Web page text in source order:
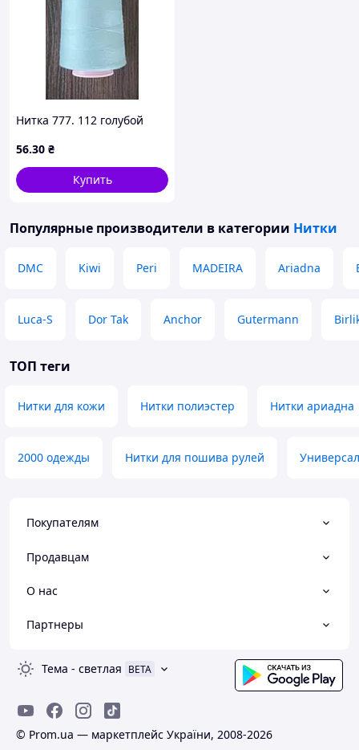
Нитка 777. 112 голубой
56.30 ₴
Купить
Популярные производители в категории Нитки
DMC Kiwi Peri MADEIRA Ariadna
Luca-S Dor Tak Anchor Gutermann
ТОП теги
Нитки для кожи Нитки полиэстер Нитки ариадна
2000 одежды Нитки для пошива рулей
Покупателям
Продавцам
О нас
Партнеры
Тема - светлая BETA
© Prom.ua — маркетплейс України, 2008-2026